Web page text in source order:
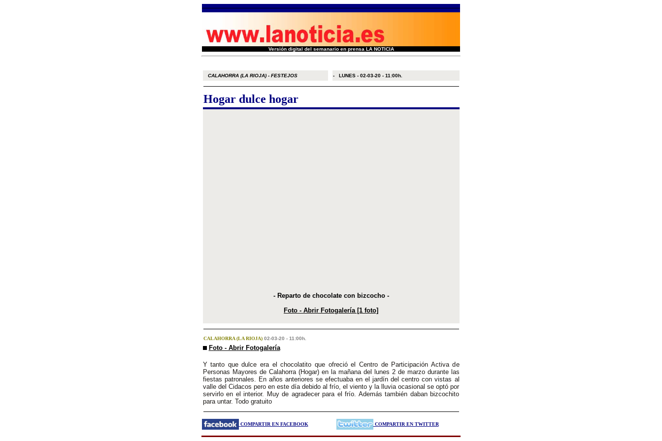
Versión digital del semanario en prensa LA NOTICIA
CALAHORRA (LA RIOJA) - FESTEJOS - LUNES - 02-03-20 - 11:00h.
Hogar dulce hogar
- Reparto de chocolate con bizcocho -
Foto - Abrir Fotogalería [1 foto]
CALAHORRA (LA RIOJA) 02-03-20 - 11:00h.
Foto - Abrir Fotogalería
Y tanto que dulce era el chocolatito que ofreció el Centro de Participación Activa de
Personas Mayores de Calahorra (Hogar) en la mañana del lunes 2 de marzo durante las
fiestas patronales. En años anteriores se efectuaba en el jardín del centro con vistas al
valle del Cidacos pero en este día debido al frío, el viento y la lluvia ocasional se optó por
servirlo en el interior. Muy de agradecer para el frío. Además también daban bizcochito
para untar. Todo gratuito
COMPARTIR EN FACEBOOK COMPARTIR EN TWITTER